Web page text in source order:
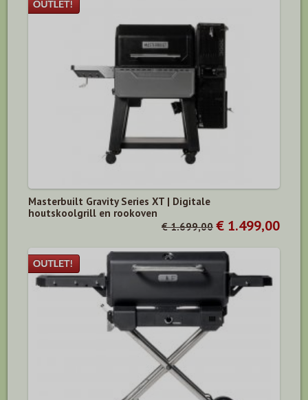
Masterbuilt Gravity Series XT | Digitale
houtskoolgrill en rookoven
€ 1.699,00 € 1.499,00